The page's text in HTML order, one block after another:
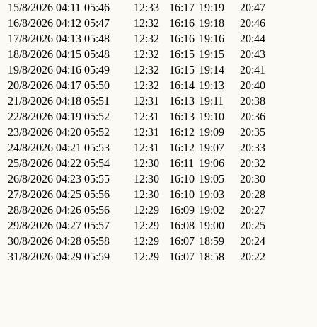
15/8/2026 04:11 05:46 12:33 16:17 19:19
20:47
16/8/2026 04:12 05:47 12:32 16:16 19:18
20:46
17/8/2026 04:13 05:48 12:32 16:16 19:16
20:44
18/8/2026 04:15 05:48 12:32 16:15 19:15
20:43
19/8/2026 04:16 05:49 12:32 16:15 19:14
20:41
20/8/2026 04:17 05:50 12:32 16:14 19:13
20:40
21/8/2026 04:18 05:51 12:31 16:13 19:11
20:38
22/8/2026 04:19 05:52 12:31 16:13 19:10
20:36
23/8/2026 04:20 05:52 12:31 16:12 19:09
20:35
24/8/2026 04:21 05:53 12:31 16:12 19:07
20:33
25/8/2026 04:22 05:54 12:30 16:11 19:06
20:32
26/8/2026 04:23 05:55 12:30 16:10 19:05
20:30
27/8/2026 04:25 05:56 12:30 16:10 19:03
20:28
28/8/2026 04:26 05:56 12:29 16:09 19:02
20:27
29/8/2026 04:27 05:57 12:29 16:08 19:00
20:25
30/8/2026 04:28 05:58 12:29 16:07 18:59
20:24
31/8/2026 04:29 05:59 12:29 16:07 18:58 20:22